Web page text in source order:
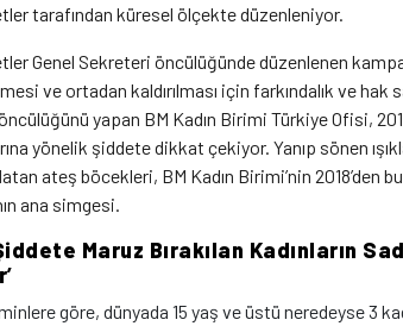
tarafından küresel ölçekte düzenleniyor.
Genel Sekreteri öncülüğünde düzenlenen
ve ortadan kaldırılması için farkındalık ve hak
yapan BM Kadın Birimi Türkiye Ofisi,
yönelik şiddete dikkat çekiyor. Yanıp sönen
ateş böcekleri, BM Kadın Birimi’nin 2018’den
ana simgesi.
Maruz Bırakılan Kadınların
’
göre, dünyada 15 yaş ve üstü neredeyse 3